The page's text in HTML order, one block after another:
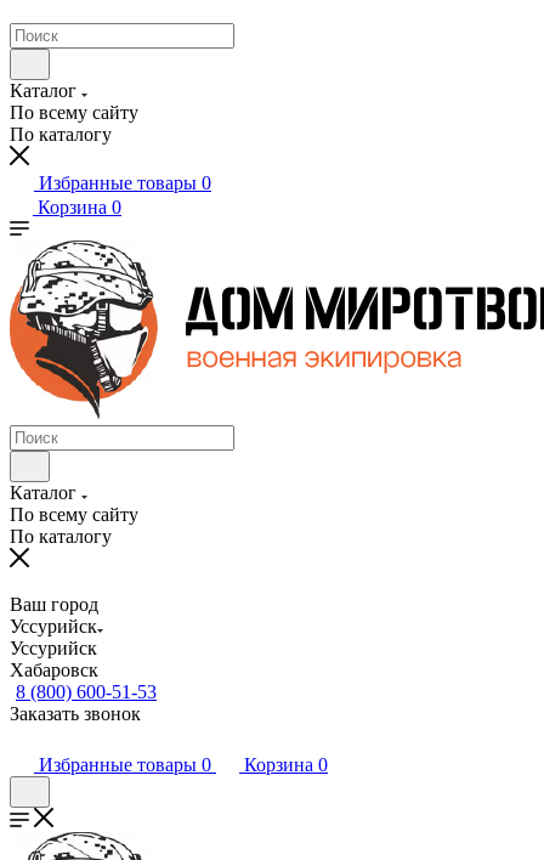
Каталог
По всему сайту
По каталогу
Избранные товары 0
Корзина 0
Каталог
По всему сайту
По каталогу
Ваш город
Уссурийск
Уссурийск
Хабаровск
8 (800) 600-51-53
Заказать звонок
Избранные товары 0 Корзина 0